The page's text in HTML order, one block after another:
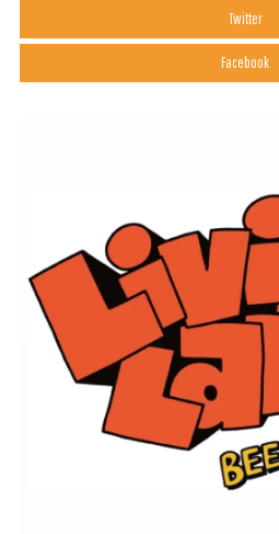
Twitter
Facebook